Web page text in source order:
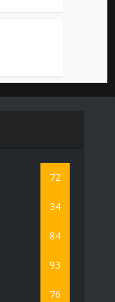
72
34
84
93
76